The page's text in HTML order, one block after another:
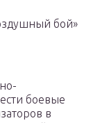
бой»
боевые
в